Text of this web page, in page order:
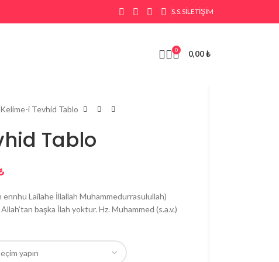
S.S.SİLETIŞIM
0 0,00₺
Kelime-i Tevhid Tablo
Tablo
ennhu Lailahe İllallah Muhammedurrasulullah)
başka İlah yoktur. Hz. Muhammed (s.a.v.)